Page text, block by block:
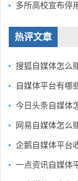
多所高校宣布停
热评文章
搜狐自媒体怎么
自媒体平台有哪
今日头条自媒体
网易自媒体怎么
企鹅自媒体平台
一点资讯自媒体